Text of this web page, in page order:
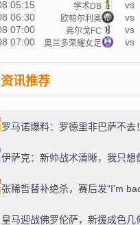
05:15 学术DB vs
06:30 欧帕尔利奥 vs
07:00 弗尔戈FC vs
07:00 奥兰多荣耀女足 vs
资讯推荐
罗马诺爆料：罗德里非巴萨不去